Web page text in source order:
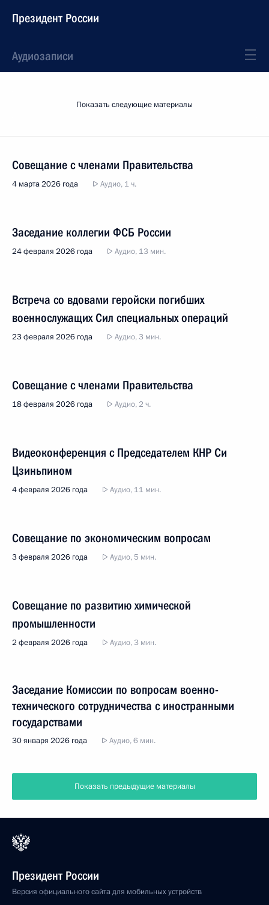
Президент России
Аудиозаписи
Показать следующие материалы
Совещание с членами Правительства
4 марта 2026 года Аудио, 1 ч.
Заседание коллегии ФСБ России
24 февраля 2026 года Аудио, 13 мин.
Встреча со вдовами геройски погибших
военнослужащих Сил специальных операций
23 февраля 2026 года Аудио, 3 мин.
Совещание с членами Правительства
18 февраля 2026 года Аудио, 2 ч.
Видеоконференция с Председателем КНР Си
Цзиньпином
4 февраля 2026 года Аудио, 11 мин.
Совещание по экономическим вопросам
3 февраля 2026 года Аудио, 5 мин.
Совещание по развитию химической
промышленности
2 февраля 2026 года Аудио, 3 мин.
Заседание Комиссии по вопросам военно-
технического сотрудничества с иностранными
государствами
30 января 2026 года Аудио, 6 мин.
Показать предыдущие материалы
Президент России
Версия официального сайта для мобильных устройств